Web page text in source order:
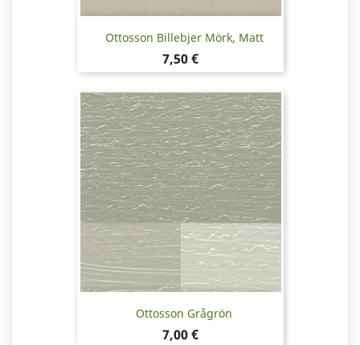
Ottosson Billebjer Mörk, Matt
Pris
7,50 €
Ottosson Grågrön
Pris
7,00 €